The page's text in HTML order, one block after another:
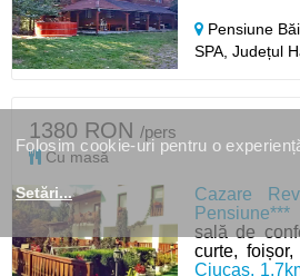
Pensiune
SPA, Județul
Cazare
Pensiune***
sală de
curte, foișor,
Ciucaș,
1380 RON /pers
Cu masă
Folosim cookie-uri pentru o
Setări...